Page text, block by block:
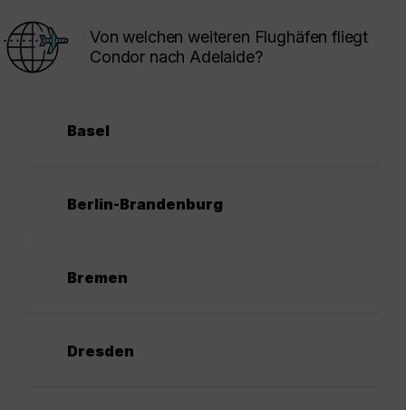
Von welchen weiteren Flughäfen fliegt
Condor nach Adelaide?
Basel
Berlin-Brandenburg
Bremen
Dresden